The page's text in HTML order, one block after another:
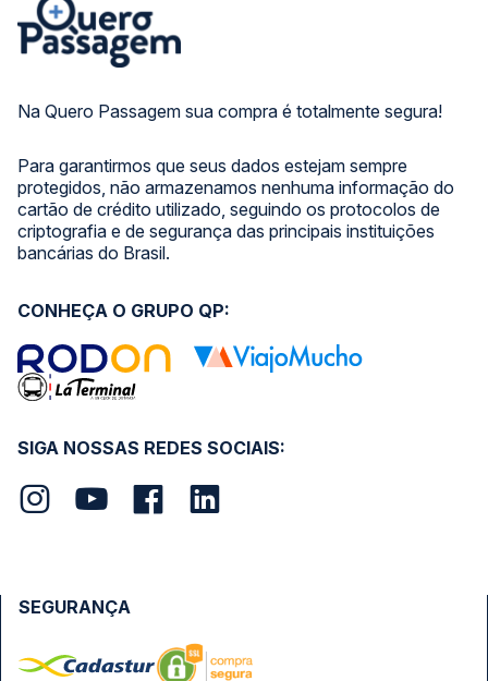
Na Quero Passagem sua compra é totalmente segura!
Para garantirmos que seus dados estejam sempre
protegidos, não armazenamos nenhuma informação do
cartão de crédito utilizado, seguindo os protocolos de
criptografia e de segurança das principais instituições
bancárias do Brasil.
SIGA NOSSAS REDES SOCIAIS:
CONHEÇA O GRUPO QP:
SEGURANÇA